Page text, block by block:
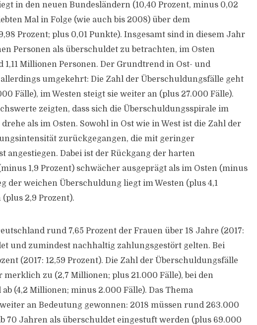
in den neuen Bundesländern (10,40 Prozent, minus 0,02
Mal in Folge (wie auch bis 2008) über dem
Prozent; plus 0,01 Punkte). Insgesamt sind in diesem Jahr
Personen als überschuldet zu betrachten, im Osten
Millionen Personen. Der Grundtrend in Ost- und
umgekehrt: Die Zahl der Überschuldungsfälle geht
Fälle), im Westen steigt sie weiter an (plus 27.000 Fälle).
zeigten, dass sich die Überschuldungsspirale im
als im Osten. Sowohl in Ost wie in West ist die Zahl der
zurückgegangen, die mit geringer
angestiegen. Dabei ist der Rückgang der harten
1,9 Prozent) schwächer ausgeprägt als im Osten (minus
der weichen Überschuldung liegt im Westen (plus 4,1
2,9 Prozent).
rund 7,65 Prozent der Frauen über 18 Jahre (2017:
und zumindest nachhaltig zahlungsgestört gelten. Bei
(2017: 12,59 Prozent). Die Zahl der Überschuldungsfälle
zu (2,7 Millionen; plus 21.000 Fälle), bei den
(4,2 Millionen; minus 2.000 Fälle). Das Thema
an Bedeutung gewonnen: 2018 müssen rund 263.000
70 Jahren als überschuldet eingestuft werden (plus 69.000